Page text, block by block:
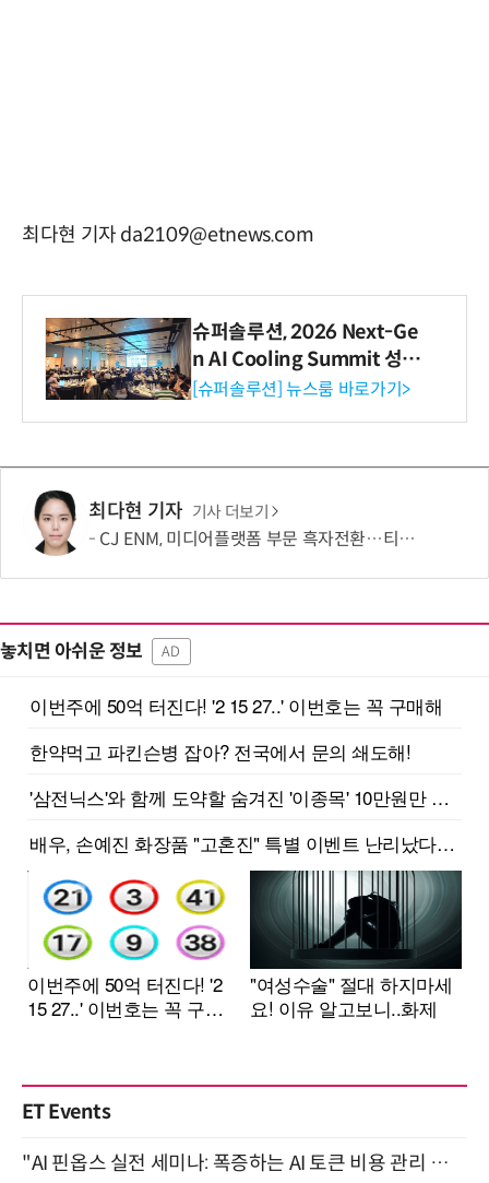
최다현 기자 da2109@etnews.com
슈퍼솔루션, 2026 Next-Ge
n AI Cooling Summit 성황
리 성료
[슈퍼솔루션] 뉴스룸 바로가기>
최다현 기자 기사 더보기
CJ ENM, 미디어플랫폼 부문 흑자전환…티빙 첫 분기 흑자
놓치면 아쉬운 정보 AD
ET Events
"AI 핀옵스 실전 세미나: 폭증하는 AI 토큰 비용 관리 전략" 8월 21일 개최